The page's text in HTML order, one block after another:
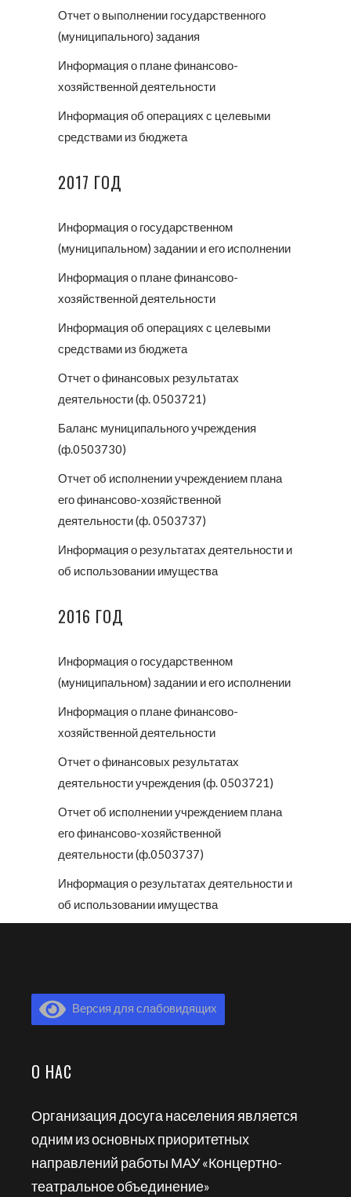
Отчет о выполнении государственного
(муниципального) задания
Информация о плане финансово-
хозяйственной деятельности
Информация об операциях с целевыми
средствами из бюджета
2017 ГОД
Информация о государственном
(муниципальном) задании и его исполнении
Информация о плане финансово-
хозяйственной деятельности
Информация об операциях с целевыми
средствами из бюджета
Отчет о финансовых результатах
деятельности (ф. 0503721)
Баланс муниципального учреждения
(ф.0503730)
Отчет об исполнении учреждением плана
его финансово-хозяйственной
деятельности (ф. 0503737)
Информация о результатах деятельности и
об использовании имущества
2016 ГОД
Информация о государственном
(муниципальном) задании и его исполнении
Информация о плане финансово-
хозяйственной деятельности
Отчет о финансовых результатах
деятельности учреждения (ф. 0503721)
Отчет об исполнении учреждением плана
его финансово-хозяйственной
деятельности (ф.0503737)
Информация о результатах деятельности и
об использовании имущества
Версия для слабовидящих
О НАС
Организация досуга населения является
одним из основных приоритетных
направлений работы МАУ «Концертно-
театральное объединение»